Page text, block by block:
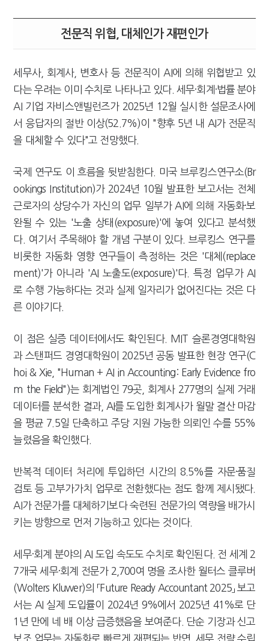
전문직 위협, 대체인가 재편인가
세무사, 회계사, 변호사 등 전문직이 AI에 의해 위협받고 있
다는 우려는 이미 수치로 나타나고 있다. 세무·회계·법률 분야
AI 기업 자비스앤빌런즈가 2025년 12월 실시한 설문조사에
서 응답자의 절반 이상(52.7%)이 "향후 5년 내 AI가 전문직
을 대체할 수 있다"고 전망했다.
국제 연구도 이 흐름을 뒷받침한다. 미국 브루킹스연구소(Br
ookings Institution)가 2024년 10월 발표한 보고서는 전체
근로자의 상당수가 자신의 업무 일부가 AI에 의해 자동화·보
완될 수 있는 '노출 상태(exposure)'에 놓여 있다고 분석했
다. 여기서 주목해야 할 개념 구분이 있다. 브루킹스 연구를
비롯한 자동화 영향 연구들이 측정하는 것은 '대체(replace
ment)'가 아니라 'AI 노출도(exposure)'다. 특정 업무가 AI
로 수행 가능하다는 것과 실제 일자리가 없어진다는 것은 다
른 이야기다.
이 점은 실증 데이터에서도 확인된다. MIT 슬론경영대학원
과 스탠퍼드 경영대학원이 2025년 공동 발표한 현장 연구(C
hoi & Xie, "Human + AI in Accounting: Early Evidence fro
m the Field")는 회계법인 79곳, 회계사 277명의 실제 거래
데이터를 분석한 결과, AI를 도입한 회계사가 월말 결산 마감
을 평균 7.5일 단축하고 주당 지원 가능한 의뢰인 수를 55%
늘렸음을 확인했다.
반복적 데이터 처리에 투입하던 시간의 8.5%를 자문·품질
검토 등 고부가가치 업무로 전환했다는 점도 함께 제시됐다.
AI가 전문가를 대체하기보다 숙련된 전문가의 역량을 배가시
키는 방향으로 먼저 기능하고 있다는 것이다.
세무·회계 분야의 AI 도입 속도도 수치로 확인된다. 전 세계 2
7개국 세무·회계 전문가 2,700여 명을 조사한 월터스 클루버
(Wolters Kluwer)의 「Future Ready Accountant 2025」 보고
서는 AI 실제 도입률이 2024년 9%에서 2025년 41%로 단
1년 만에 네 배 이상 급증했음을 보여준다. 단순 기장과 신고
보조 업무는 자동화로 빠르게 재편되는 반면, 세무 전략 수립